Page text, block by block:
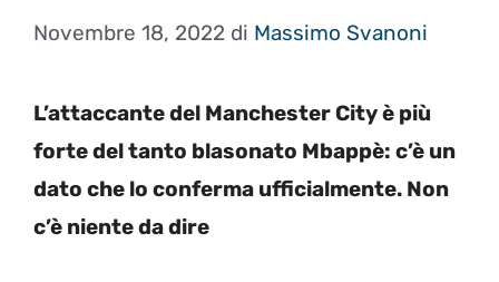
Novembre 18, 2022 di Massimo Svanoni
L’attaccante del Manchester City è più
forte del tanto blasonato Mbappè: c’è un
dato che lo conferma ufficialmente. Non
c’è niente da dire